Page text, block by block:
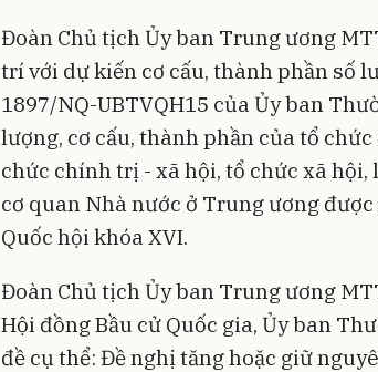
Đoàn Chủ tịch Ủy ban Trung ương
trí với dự kiến cơ cấu, thành phần số
1897/NQ-UBTVQH15 của Ủy ban
lượng, cơ cấu, thành phần của tổ
chức chính trị - xã hội, tổ chức xã
cơ quan Nhà nước ở Trung ương
Quốc hội khóa XVI.
Đoàn Chủ tịch Ủy ban Trung ương
Hội đồng Bầu cử Quốc gia, Ủy ban
đề cụ thể: Đề nghị tăng hoặc giữ